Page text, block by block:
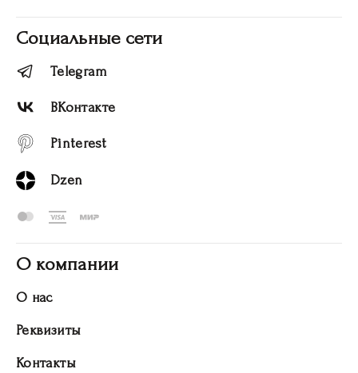
Социальные сети
Telegram
ВКонтакте
Pinterest
Dzen
О компании
О нас
Реквизиты
Контакты